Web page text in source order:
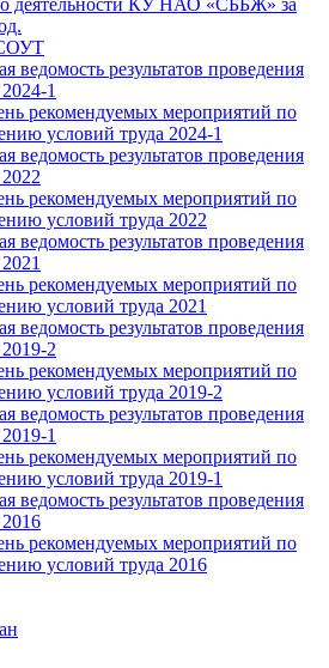
деятельности КУ НАО «СББЖ» за
СОУТ
ведомость результатов проведения
1
рекомендуемых мероприятий по
условий труда 2024-1
ведомость результатов проведения
рекомендуемых мероприятий по
условий труда 2022
ведомость результатов проведения
рекомендуемых мероприятий по
условий труда 2021
ведомость результатов проведения
2
рекомендуемых мероприятий по
условий труда 2019-2
ведомость результатов проведения
1
рекомендуемых мероприятий по
условий труда 2019-1
ведомость результатов проведения
рекомендуемых мероприятий по
условий труда 2016